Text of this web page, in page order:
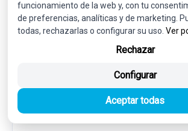
40,00 €
38,00 € sin IVA.
45,98 € (IVA incl.)
Envío 24-48h
funcionamiento de la web y, con tu
de preferencias, analíticas y de marketing.
todas, rechazarlas o configurar su uso. Ver
Rechazar
Configurar
Aceptar todas